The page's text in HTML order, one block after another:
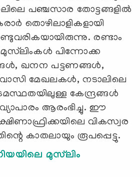
പഞ്ചസാര തോട്ടങ്ങളിൽ
തൊഴിലാളികളായി
രണ്ടാം
മുസ്‌ലിംകൾ പിന്നോക്ക
ഖനന പട്ടണങ്ങൾ,
മേഖലകൾ, നടാലിലെ
കേന്ദ്രങ്ങൾ
ആരംഭിച്ചു. ഈ
വികസ്വര
കാതലായും രൂപപ്പെട്ടു.
മുസ്‌ലിം